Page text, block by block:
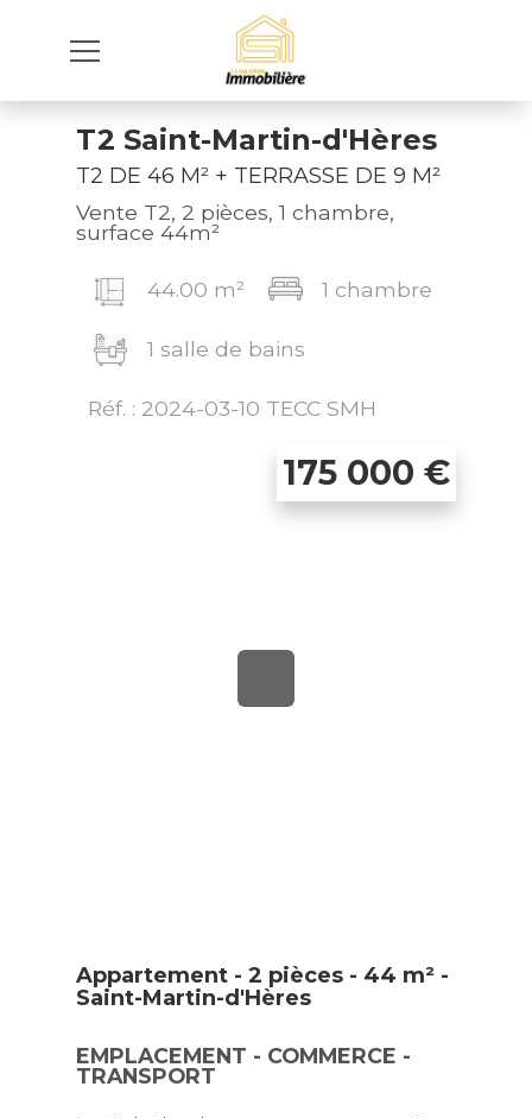
T2 Saint-Martin-d'Hères
T2 DE 46 M² + TERRASSE DE 9 M²
Vente T2, 2 pièces, 1 chambre,
surface 44m²
44.00 m² 1 chambre
1 salle de bains
Réf. : 2024-03-10 TECC SMH
175 000 €
Appartement - 2 pièces - 44 m² -
Saint-Martin-d'Hères
EMPLACEMENT - COMMERCE -
TRANSPORT